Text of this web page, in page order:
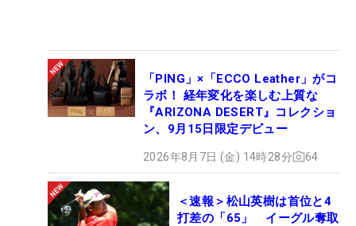
「PING」×「ECCO Leather」がコ
ラボ！ 経年変化を楽しむ上質な
『ARIZONA DESERT』コレクショ
ン、9月15日限定デビュー
2026年8月7日 (金) 14時28分 64
＜速報＞松山英樹は首位と4
打差の「65」 イーグル奪取